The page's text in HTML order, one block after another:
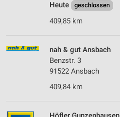
Heute
geschlossen
409,85 km
nah & gut Ansbach
Benzstr. 3
91522 Ansbach
409,84 km